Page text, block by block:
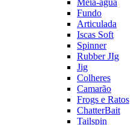
Meia-água
Fundo
Articulada
Iscas Soft
Spinner
Rubber JIg
Jig
Colheres
Camarão
Frogs e Ratos
ChatterBait
Tailspin